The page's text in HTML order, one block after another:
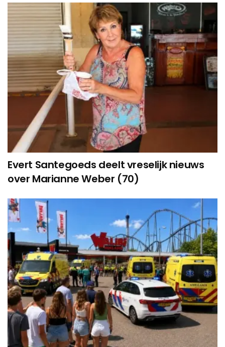
Evert Santegoeds deelt vreselijk nieuws
over Marianne Weber (70)